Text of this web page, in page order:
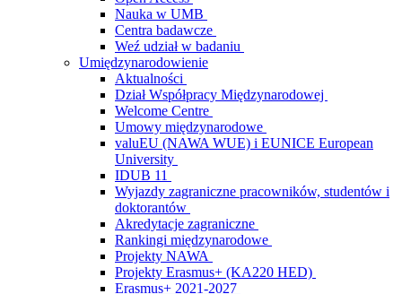
Nauka w UMB
Centra badawcze
Weź udział w badaniu
Umiędzynarodowienie
Aktualności
Dział Współpracy Międzynarodowej
Welcome Centre
Umowy międzynarodowe
valuEU (NAWA WUE) i EUNICE European
University
IDUB 11
Wyjazdy zagraniczne pracowników, studentów i
doktorantów
Akredytacje zagraniczne
Rankingi międzynarodowe
Projekty NAWA
Projekty Erasmus+ (KA220 HED)
Erasmus+ 2021-2027